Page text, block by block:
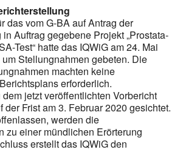
das vom G-BA auf Antrag der
in Auftrag gegebene Projekt „Prostata­
Test“ hatte das IQWiG am 24. Mai
Stellungnahmen gebeten. Die
machten keine
erforderlich.
jetzt veröffentlichten Vorbericht
Frist am 3. Februar 2020 gesichtet.
werden die
zu einer mündlichen Erörterung
erstellt das IQWiG den